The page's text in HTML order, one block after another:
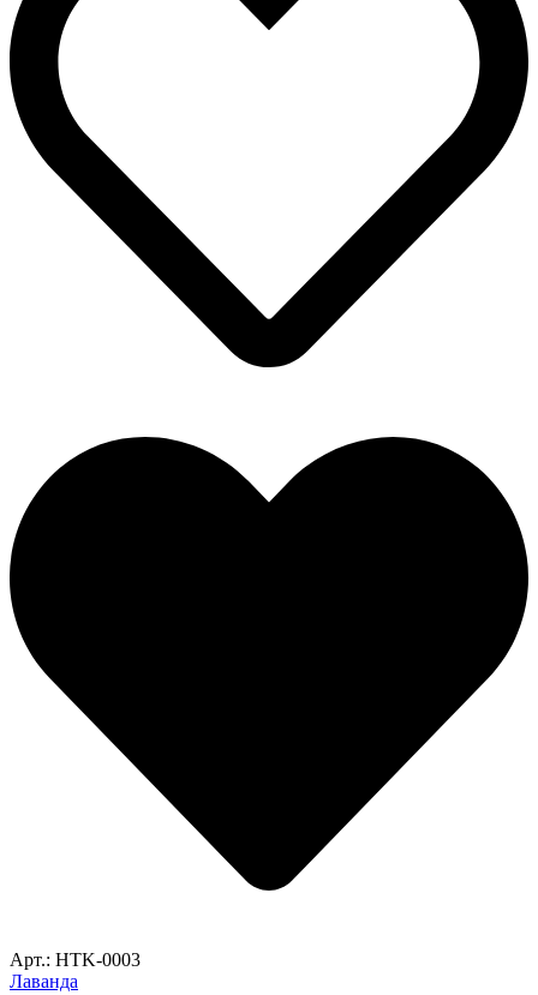
Арт.: HTK-0003
Лаванда